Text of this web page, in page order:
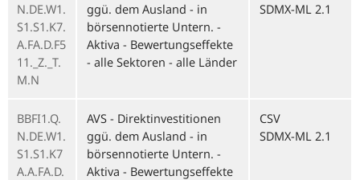
N.DE.W1.
S1.S1.K7.
A.FA.D.F5
11._Z._T.
M.N
ggü. dem Ausland - in
börsennotierte Untern. -
Aktiva - Bewertungseffekte
- alle Sektoren - alle Länder
SDMX-ML 2.1
BBFI1.Q.
N.DE.W1.
S1.S1.K7
A.A.FA.D.
AVS - Direktinvestitionen
ggü. dem Ausland - in
börsennotierte Untern. -
Aktiva - Bewertungseffekte
CSV
SDMX-ML 2.1